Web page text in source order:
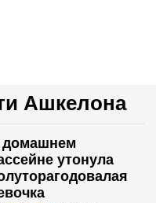
Ашкелона
утонула